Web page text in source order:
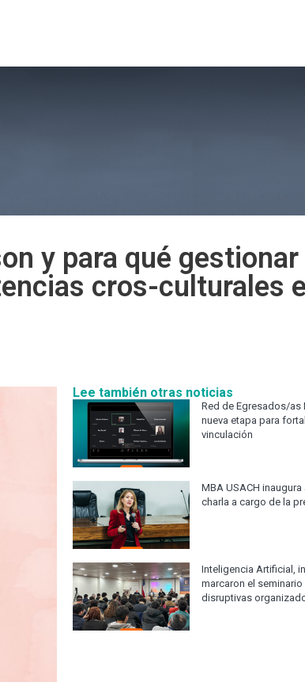
y para qué gestionar
cros-culturales
Lee también otras noticias
Red de Egresados/as
nueva etapa para
vinculación
MBA USACH
charla a cargo de la
Inteligencia Artificial,
marcaron el
disruptivas